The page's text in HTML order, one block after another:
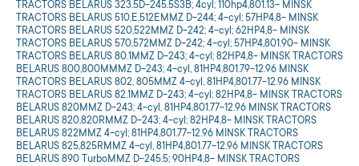
TRACTORS BELARUS 323.5D-245.5S3B; 4cyl; 110hp4,801.13- MINSK
TRACTORS BELARUS 510,E,512EMMZ D-244; 4-cyl; 57HP4,8- MINSK
TRACTORS BELARUS 520,522MMZ D-242; 4-cyl; 62HP4,8- MINSK
TRACTORS BELARUS 570,572MMZ D-242; 4-cyl; 57HP4,801.90- MINSK
TRACTORS BELARUS 80.1MMZ D-243; 4-cyl; 82HP4,8- MINSK TRACTORS
BELARUS 800,800MMMZ D-243; 4-cyl, 81HP4,801.79-12.96 MINSK
TRACTORS BELARUS 802, 805MMZ 4-cyl, 81HP4,801.77-12.96 MINSK
TRACTORS BELARUS 82.1MMZ D-243; 4-cyl; 82HP4,8- MINSK TRACTORS
BELARUS 820MMZ D-243; 4-cyl, 81HP4,801.77-12.96 MINSK TRACTORS
BELARUS 820,820RMMZ D-243; 4-cyl; 82HP4,8- MINSK TRACTORS
BELARUS 822MMZ 4-cyl; 81HP4,801.77-12.96 MINSK TRACTORS
BELARUS 825,825RMMZ 4-cyl, 81HP4,801.77-12.96 MINSK TRACTORS
BELARUS 890 TurboMMZ D-245.5; 90HP4,8- MINSK TRACTORS